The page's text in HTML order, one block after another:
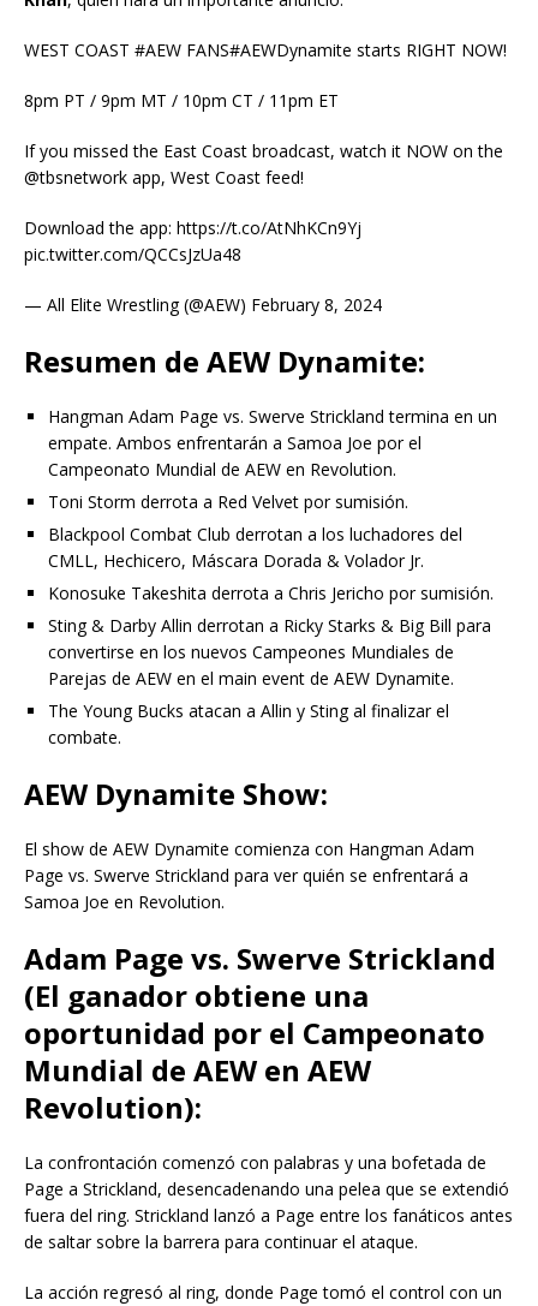
WEST COAST #AEW FANS#AEWDynamite starts RIGHT NOW!
8pm PT / 9pm MT / 10pm CT / 11pm ET
If you missed the East Coast broadcast, watch it NOW on the
@tbsnetwork app, West Coast feed!
Download the app: https://t.co/AtNhKCn9Yj
pic.twitter.com/QCCsJzUa48
— All Elite Wrestling (@AEW) February 8, 2024
Resumen de AEW Dynamite:
Hangman Adam Page vs. Swerve Strickland termina en un
empate. Ambos enfrentarán a Samoa Joe por el
Campeonato Mundial de AEW en Revolution.
Toni Storm derrota a Red Velvet por sumisión.
Blackpool Combat Club derrotan a los luchadores del
CMLL, Hechicero, Máscara Dorada & Volador Jr.
Konosuke Takeshita derrota a Chris Jericho por sumisión.
Sting & Darby Allin derrotan a Ricky Starks & Big Bill para
convertirse en los nuevos Campeones Mundiales de
Parejas de AEW en el main event de AEW Dynamite.
The Young Bucks atacan a Allin y Sting al finalizar el
combate.
AEW Dynamite Show:
El show de AEW Dynamite comienza con Hangman Adam
Page vs. Swerve Strickland para ver quién se enfrentará a
Samoa Joe en Revolution.
Adam Page vs. Swerve Strickland
(El ganador obtiene una
oportunidad por el Campeonato
Mundial de AEW en AEW
Revolution):
La confrontación comenzó con palabras y una bofetada de
Page a Strickland, desencadenando una pelea que se extendió
fuera del ring. Strickland lanzó a Page entre los fanáticos antes
de saltar sobre la barrera para continuar el ataque.
La acción regresó al ring, donde Page tomó el control con un